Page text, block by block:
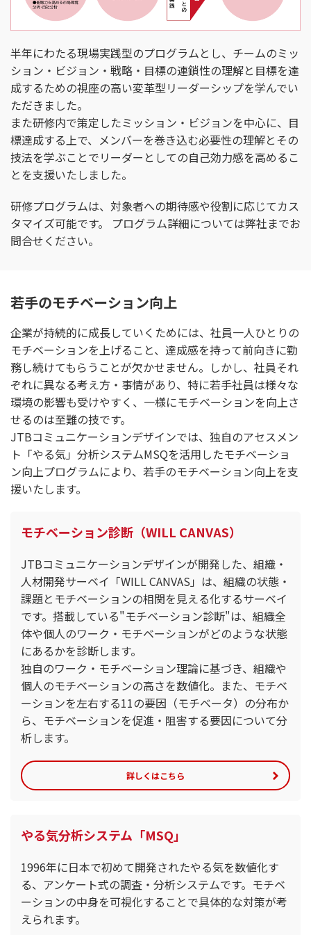
半年にわたる現場実践型のプログラムとし、チームのミッ
ション・ビジョン・戦略・目標の連鎖性の理解と目標を達
成するための視座の高い変革型リーダーシップを学んでい
ただきました。
また研修内で策定したミッション・ビジョンを中心に、目
標達成する上で、メンバーを巻き込む必要性の理解とその
技法を学ぶことでリーダーとしての自己効力感を高めるこ
とを支援いたしました。
研修プログラムは、対象者への期待感や役割に応じてカス
タマイズ可能です。 プログラム詳細については弊社までお
問合せください。
若手のモチベーション向上
企業が持続的に成長していくためには、社員一人ひとりの
モチベーションを上げること、達成感を持って前向きに勤
務し続けてもらうことが欠かせません。しかし、社員それ
ぞれに異なる考え方・事情があり、特に若手社員は様々な
環境の影響も受けやすく、一様にモチベーションを向上さ
せるのは至難の技です。
JTBコミュニケーションデザインでは、独自のアセスメン
ト「やる気」分析システムMSQを活用したモチベーショ
ン向上プログラムにより、若手のモチベーション向上を支
援いたします。
モチベーション診断（WILL CANVAS）
JTBコミュニケーションデザインが開発した、組織・
人材開発サーベイ「WILL CANVAS」は、組織の状態・
課題とモチベーションの相関を見える化するサーベイ
です。搭載している"モチベーション診断"は、組織全
体や個人のワーク・モチベーションがどのような状態
にあるかを診断します。
独自のワーク・モチベーション理論に基づき、組織や
個人のモチベーションの高さを数値化。また、モチベ
ーションを左右する11の要因（モチベータ）の分布か
ら、モチベーションを促進・阻害する要因について分
析します。
詳しくはこちら
やる気分析システム「MSQ」
1996年に日本で初めて開発されたやる気を数値化す
る、アンケート式の調査・分析システムです。モチベ
ーションの中身を可視化することで具体的な対策が考
えられます。